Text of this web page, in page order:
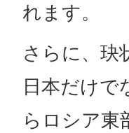
れます。
さらに、玦
日本だけで
らロシア東